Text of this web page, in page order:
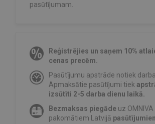
pasūtījumam.
Reģistrējies un saņem 10%
cenas precēm.
Pasūtījumu apstrāde notiek
Apmaksātie pasūtījumi tiek
izsūtīti 2-5 darba dienu laikā.
Bezmaksas piegāde uz OMNIVA
pakomātiem Latvijā